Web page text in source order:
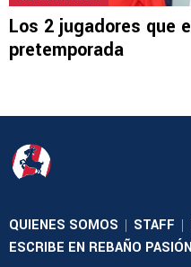
Los 2 jugadores que
pretemporada
QUIENES SOMOS | STAFF |
ESCRIBE EN REBAÑO PASIÓN